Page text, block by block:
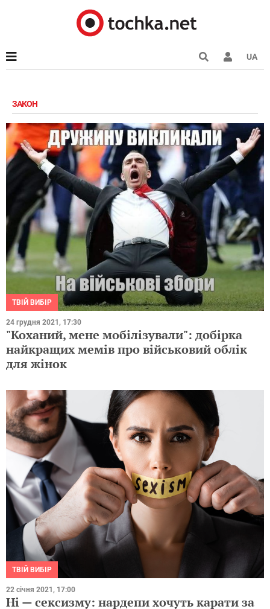
UA
ЗАКОН
ТВІЙ ВИБІР
24 грудня 2021, 17:30
"Коханий, мене мобілізували": добірка
найкращих мемів про військовий облік
для жінок
ТВІЙ ВИБІР
22 січня 2021, 17:00
Ні — сексизму: нардепи хочуть карати за